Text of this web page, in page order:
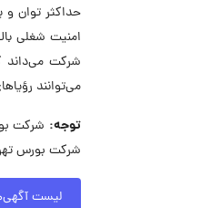
حداکثر توان
امنیت شغلی
شرکت می‌داند
می‌توانند
توجه:
شرکت بورس
لیست